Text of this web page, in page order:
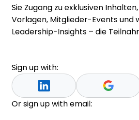
Sie Zugang zu exklusiven
Vorlagen, Mitglieder-Events und
Leadership-Insights – die
Sign up with:
Or sign up with email: